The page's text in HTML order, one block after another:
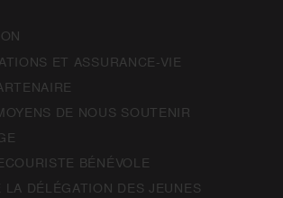
ET ASSURANCE-VIE
DE NOUS SOUTENIR
BÉNÉVOLE
LA DÉLÉGATION DES JEUNES